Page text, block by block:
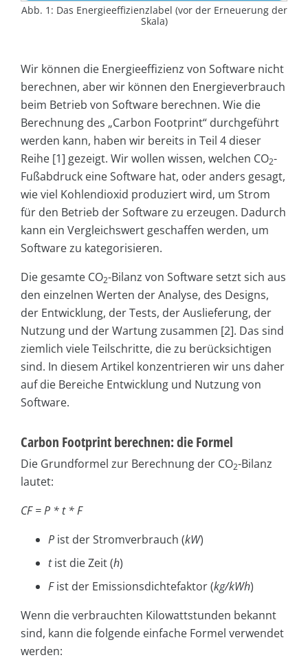
Abb. 1: Das Energieeffizienzlabel (vor der Erneuerung der
Skala)
Wir können die Energieeffizienz von Software nicht
berechnen, aber wir können den Energieverbrauch
beim Betrieb von Software berechnen. Wie die
Berechnung des „Carbon Footprint“ durchgeführt
werden kann, haben wir bereits in Teil 4 dieser
Reihe [1] gezeigt. Wir wollen wissen, welchen CO2-
Fußabdruck eine Software hat, oder anders gesagt,
wie viel Kohlendioxid produziert wird, um Strom
für den Betrieb der Software zu erzeugen. Dadurch
kann ein Vergleichswert geschaffen werden, um
Software zu kategorisieren.
Die gesamte CO2-Bilanz von Software setzt sich aus
den einzelnen Werten der Analyse, des Designs,
der Entwicklung, der Tests, der Auslieferung, der
Nutzung und der Wartung zusammen [2]. Das sind
ziemlich viele Teilschritte, die zu berücksichtigen
sind. In diesem Artikel konzentrieren wir uns daher
auf die Bereiche Entwicklung und Nutzung von
Software.
Carbon Footprint berechnen: die Formel
Die Grundformel zur Berechnung der CO2-Bilanz
lautet:
CF = P * t * F
P ist der Stromverbrauch (kW)
tist die Zeit (h)
Fist der Emissionsdichtefaktor (kg/kWh)
Wenn die verbrauchten Kilowattstunden bekannt
sind, kann die folgende einfache Formel verwendet
werden: